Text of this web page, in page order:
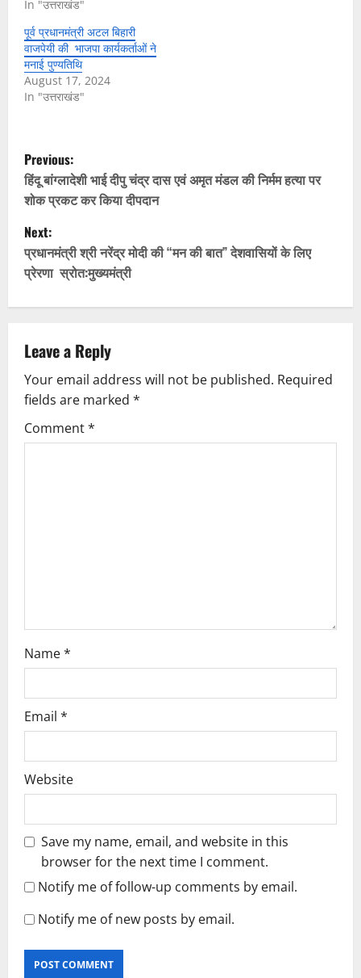
In "उत्तराखंड"
पूर्व प्रधानमंत्री अटल बिहारी
वाजपेयी की भाजपा कार्यकर्ताओं ने
मनाई पुण्यतिथि
August 17, 2024
In "उत्तराखंड"
P
o
s
t
n
v
i
g
Previous:
हिंदू बांग्लादेशी भाई दीपु चंद्र दास एवं अमृत मंडल की निर्मम हत्या पर
शोक प्रकट कर किया दीपदान
Next:
प्रधानमंत्री श्री नरेंद्र मोदी की “मन की बात” देशवासियों के लिए
प्रेरणा स्रोत:मुख्यमंत्री
Leave a Reply
Your email address will not be published. Required
fields are marked *
Comment*
Name*
Email *
Website
Save my name, email, and website in this
browser for the next time I comment.
Notify me of follow-up comments by email.
Notify me of new posts by email.